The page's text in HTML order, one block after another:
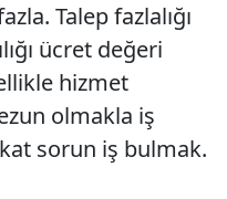
Talep fazlalığı
ücret değeri
hizmet
olmakla iş
sorun iş bulmak.